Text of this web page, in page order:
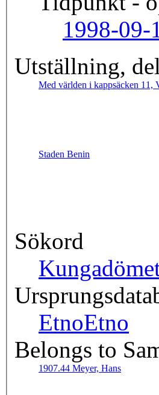
1998-09-
Utställning,
Med världen i kappsäcken 11,
Staden Benin
Sökord
EtnoEtno
Belongs to
1907.44 Meyer, Hans